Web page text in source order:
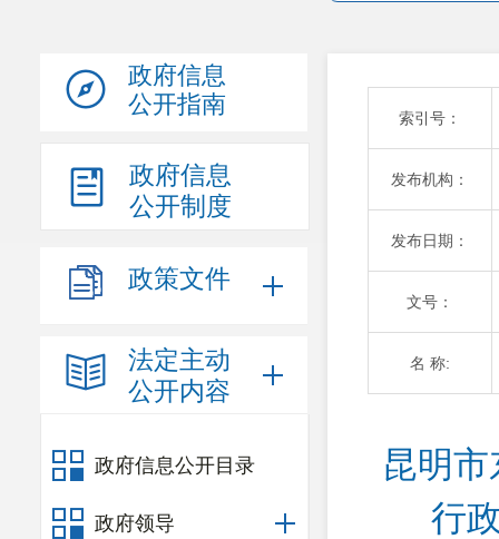
政府信息
公开指南
政府信息
公开制度
政策文件
法定主动
公开内容
政府信息公开目录
政府领导
索引号：
发布机构：
发布日期：
文号：
名 称:
昆明
行